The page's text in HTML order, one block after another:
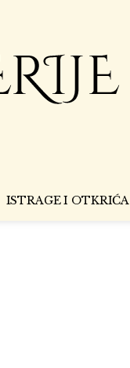
ISTRAGE I OTKRIĆA